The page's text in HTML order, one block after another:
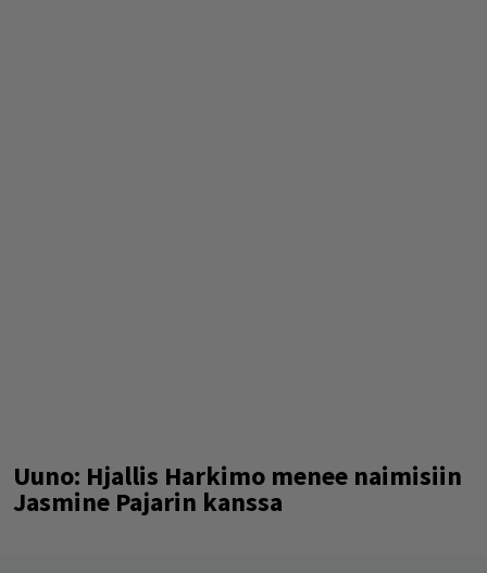
Uuno: Hjallis Harkimo menee naimisiin
Jasmine Pajarin kanssa